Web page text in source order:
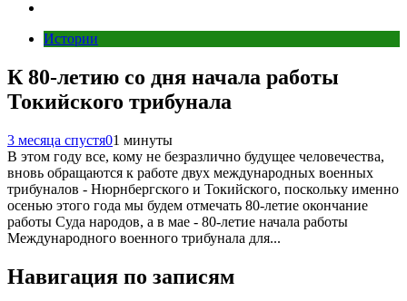
Истории
К 80-летию со дня начала работы
Токийского трибунала
3 месяца спустя01 минуты
В этом году все, кому не безразлично будущее человечества,
вновь обращаются к работе двух международных военных
трибуналов - Нюрнбергского и Токийского, поскольку именно
осенью этого года мы будем отмечать 80-летие окончание
работы Суда народов, а в мае - 80-летие начала работы
Международного военного трибунала для...
Навигация по записям